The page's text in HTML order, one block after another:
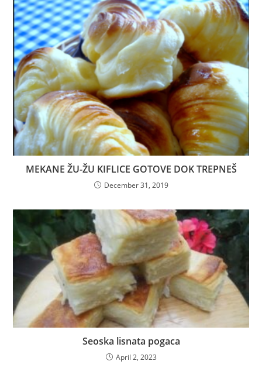
MEKANE ŽU-ŽU KIFLICE GOTOVE DOK TREPNEŠ
December 31, 2019
Seoska lisnata pogaca
April 2, 2023